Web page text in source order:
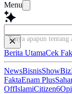
Menu
Tanya apapun
Berita UtamaCek
NewsBisnisShowBiz
FaktaEnam Plus
OffIslamiCitizen6